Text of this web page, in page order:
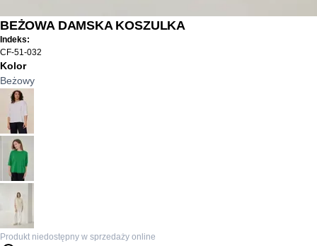
BEŻOWA DAMSKA KOSZULKA
Indeks:
CF-51-032
Kolor
Beżowy
Produkt niedostępny w sprzedaży online